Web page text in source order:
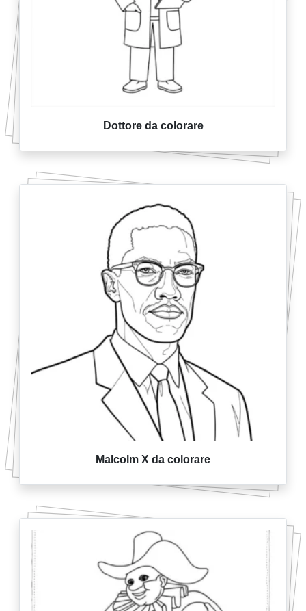
Dottore da colorare
Malcolm X da colorare